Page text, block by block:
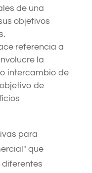
de una
objetivos
referencia a
la
intercambio de
de
para
que